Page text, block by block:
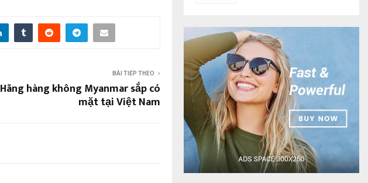
BÀI TIẾP THEO
Hãng hàng không Myanmar sắp có
mặt tại Việt Nam